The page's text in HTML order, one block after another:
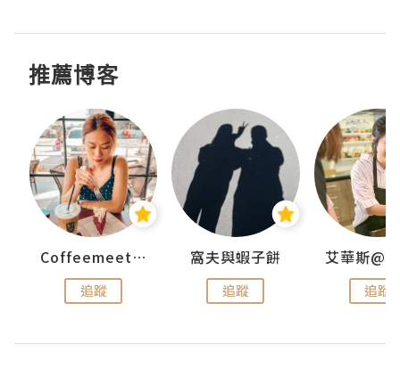
推薦博客
Coffeemeetjojo
追蹤
窩夫與蝦子餅
追蹤 追蹤